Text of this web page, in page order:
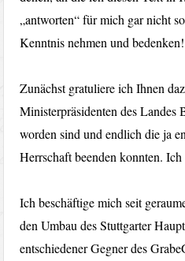
„antworten“ für mich gar nicht
Kenntnis nehmen und bedenken!
Zunächst gratuliere ich Ihnen
Ministerpräsidenten des Landes
worden sind und endlich die ja
Herrschaft beenden konnten.
Ich beschäftige mich seit
den Umbau des Stuttgarter
entschiedener Gegner des